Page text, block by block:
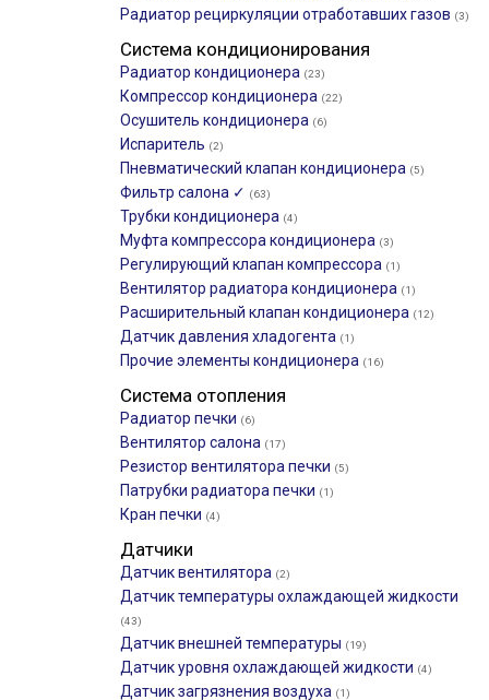
Радиатор рециркуляции отработавших газов (3)
Система кондиционирования
Радиатор кондиционера (23)
Компрессор кондиционера (22)
Осушитель кондиционера (6)
Испаритель (2)
Пневматический клапан кондиционера (5)
Фильтр салона ✓ (63)
Трубки кондиционера (4)
Муфта компрессора кондиционера (3)
Регулирующий клапан компрессора (1)
Вентилятор радиатора кондиционера (1)
Расширительный клапан кондиционера (12)
Датчик давления хладогента (1)
Прочие элементы кондиционера (16)
Система отопления
Радиатор печки (6)
Вентилятор салона (17)
Резистор вентилятора печки (5)
Патрубки радиатора печки (1)
Кран печки (4)
Датчики
Датчик вентилятора (2)
Датчик температуры охлаждающей жидкости
(43)
Датчик внешней температуры (19)
Датчик уровня охлаждающей жидкости (4)
Датчик загрязнения воздуха (1)